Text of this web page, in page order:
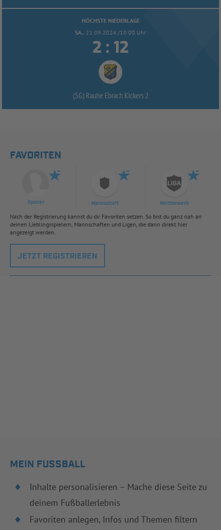
HÖCHSTE NIEDERLAGE
SA.. 21.09.2024 /10:00 Uhr
 : 
(SG) Rauhe Ebrach Kickers 2
FAVORITEN
Spieler Mannschaft Wettbewerb
Nach der Registrierung kannst du dir Favoriten setzen. So bist du ganz nah an
deinen Lieblingsspielern, Mannschaften und Ligen, die dann direkt hier
angezeigt werden.
JETZT REGISTRIEREN
MEIN FUSSBALL
Inhalte personalisieren – Mache diese Seite zu
deinem Fußballerlebnis
Favoriten anlegen, Infos und Themen filtern